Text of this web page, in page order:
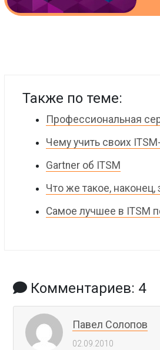
Также по теме:
Профессиональная
Чему учить своих
Gartner об ITSM
Что же такое,
Самое лучшее в ITSM
Комментариев: 4
Павел Солопов
02.09.2010